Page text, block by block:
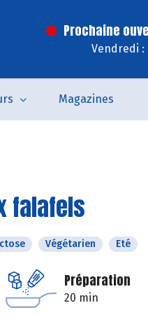
Prochaine
Vendredi :
Magazines
falafels
Végétarien Eté
Préparation
20 min